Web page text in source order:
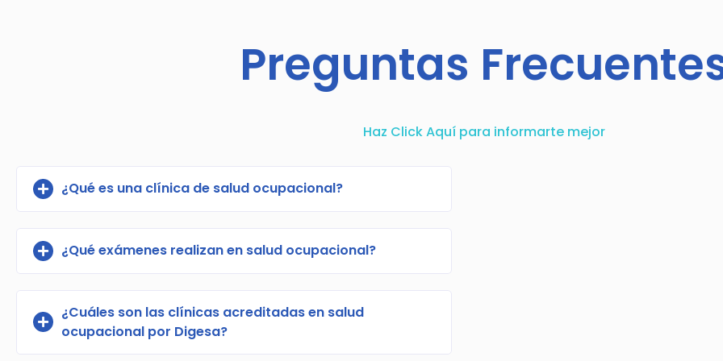
Preguntas
Haz Click Aquí para informarte mejor
¿Qué es una clínica de salud ocupacional?
¿Qué exámenes realizan en salud ocupacional?
¿Cuáles son las clínicas acreditadas en salud
ocupacional por Digesa?